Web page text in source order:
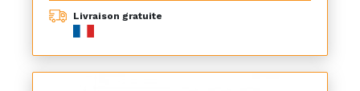
Livraison gratuite